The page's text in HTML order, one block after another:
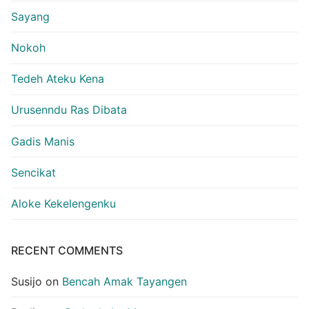
Sayang
Nokoh
Tedeh Ateku Kena
Urusenndu Ras Dibata
Gadis Manis
Sencikat
Aloke Kekelengenku
RECENT COMMENTS
Susijo on Bencah Amak Tayangen